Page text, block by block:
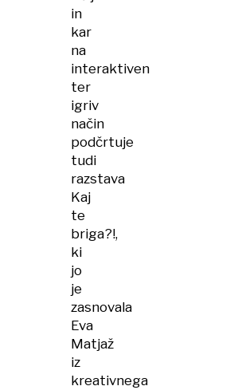
in
kar
na
interaktiven
ter
igriv
način
podčrtuje
tudi
razstava
Kaj
te
briga?!,
ki
jo
je
zasnovala
Eva
Matjaž
iz
kreativnega